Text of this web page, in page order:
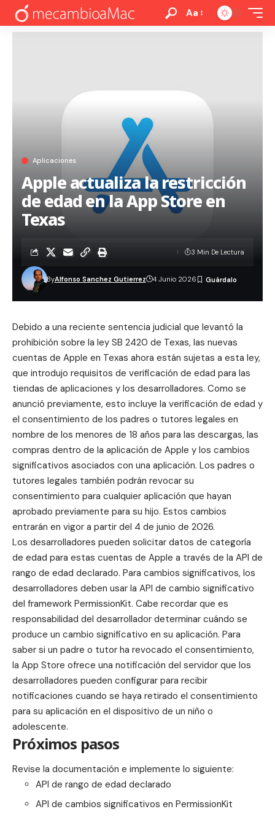
Aa
Aplicaciones
Apple actualiza la restricción
de edad en la App Store en
Texas
ByAlfonso Sanchez Gutierrez 4 Junio 2026
3 Min De Lectura
Debido a una reciente sentencia judicial que levantó la
prohibición sobre la ley SB 2420 de Texas, las nuevas
cuentas de Apple en Texas ahora están sujetas a esta ley,
que introdujo requisitos de verificación de edad para las
tiendas de aplicaciones y los desarrolladores. Como se
anunció previamente, esto incluye la verificación de edad y
el consentimiento de los padres o tutores legales en
nombre de los menores de 18 años para las descargas, las
compras dentro de la aplicación de Apple y los cambios
significativos asociados con una aplicación. Los padres o
tutores legales también podrán revocar su
consentimiento para cualquier aplicación que hayan
aprobado previamente para su hijo. Estos cambios
entrarán en vigor a partir del 4 de junio de 2026.
Los desarrolladores pueden solicitar datos de categoría
de edad para estas cuentas de Apple a través de la API de
rango de edad declarado. Para cambios significativos, los
desarrolladores deben usar la API de cambio significativo
del framework PermissionKit. Cabe recordar que es
responsabilidad del desarrollador determinar cuándo se
produce un cambio significativo en su aplicación. Para
saber si un padre o tutor ha revocado el consentimiento,
la App Store ofrece una notificación del servidor que los
desarrolladores pueden configurar para recibir
notificaciones cuando se haya retirado el consentimiento
para su aplicación en el dispositivo de un niño o
adolescente.
Próximos pasos
Revise la documentación e implemente lo siguiente:
API de rango de edad declarado
API de cambios significativos en PermissionKit